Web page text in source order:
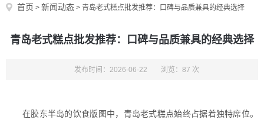
首页 > 新闻动态 > 青岛老式糕点批发推荐：口碑与品质兼具的经典选择
青岛老式糕点批发推荐：口碑与品质兼具的经典选择
发布时间：2026-06-22 浏览：87 次
在胶东半岛的饮食版图中，青岛老式糕点始终占据着独特席位。